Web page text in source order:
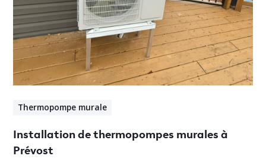
Thermopompe murale
Installation de thermopompes murales à
Prévost